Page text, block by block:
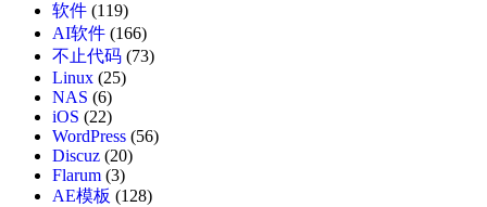
软件 (119)
AI软件 (166)
不止代码 (73)
Linux (25)
NAS (6)
iOS (22)
WordPress (56)
Discuz (20)
Flarum (3)
AE模板 (128)